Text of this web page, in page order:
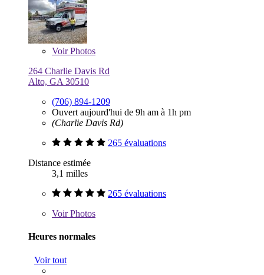
VoirPhotos
264 Charlie Davis Rd
Alto, GA 30510
(706) 894-1209
Ouvert aujourd'hui de 9h am à 1h pm
(Charlie Davis Rd)
265 évaluations
Distance estimée
3,1 milles
265 évaluations
VoirPhotos
Heures normales
Voir tout